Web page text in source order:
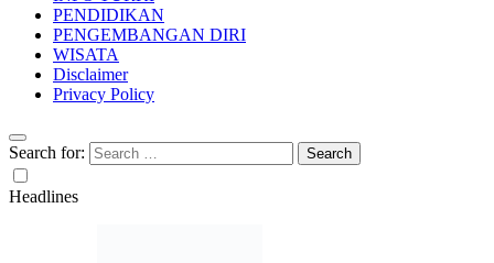
PENDIDIKAN
PENGEMBANGAN DIRI
WISATA
Disclaimer
Privacy Policy
Search for:
Headlines